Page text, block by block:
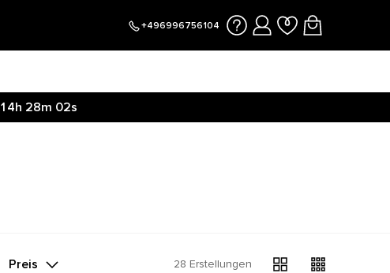
+496996756104
14h 28m 02s
Preis 28 Erstellungen